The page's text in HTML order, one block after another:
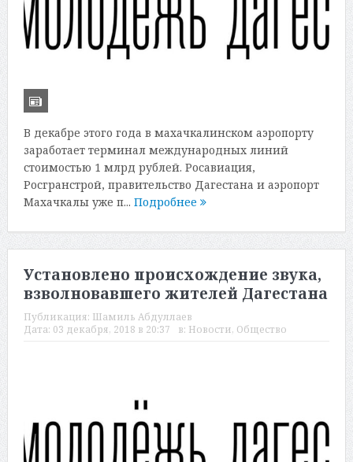
В декабре этого года в махачкалинском аэропорту
заработает терминал международных линий
стоимостью 1 млрд рублей. Росавиация,
Росгранстрой, правительство Дагестана и аэропорт
Махачкалы уже п... Подробнее
Установлено происхождение звука,
взволновавшего жителей Дагестана
Публикация: Шамиль Абдуллаев
Дата: 03 декабря, 2018 в 20:37 в: Новости, Общество